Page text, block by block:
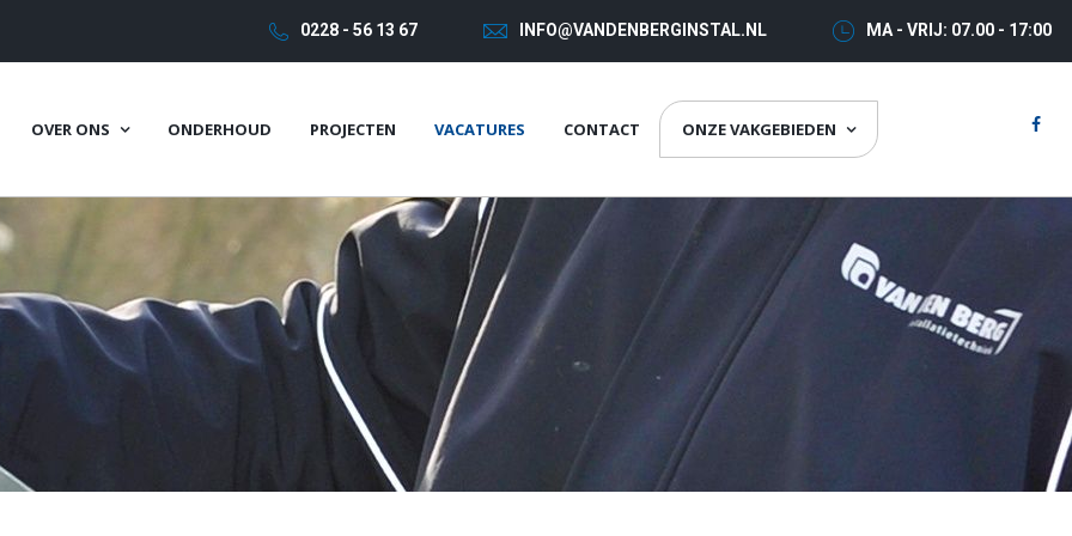
0228 - 56 13 67 INFO@VANDENBERGINSTAL.NL MA - VRIJ: 07.00 - 17:00
OVER ONS ONDERHOUD PROJECTEN VACATURES CONTACT ONZE VAKGEBIEDEN